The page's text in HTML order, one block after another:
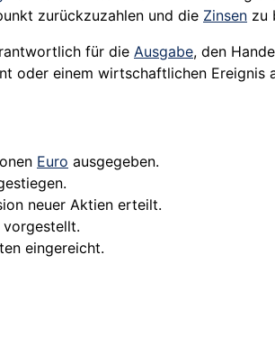
zurückzuzahlen und die Zinsen zu
für die Ausgabe, den
oder einem wirtschaftlichen Ereignis
Euro ausgegeben.
neuer Aktien erteilt.
eingereicht.